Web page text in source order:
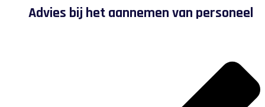
Advies bij het aannemen van personeel